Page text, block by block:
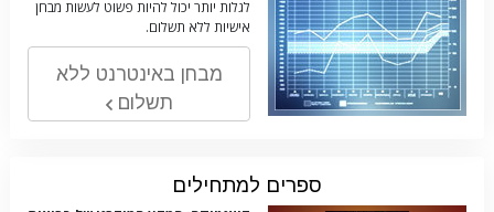
לגלות יותר יכול להיות פשוט לעשות מבחן
אישיות ללא תשלום.
מבחן באינטרנט ללא
תשלום
ספרים למתחילים